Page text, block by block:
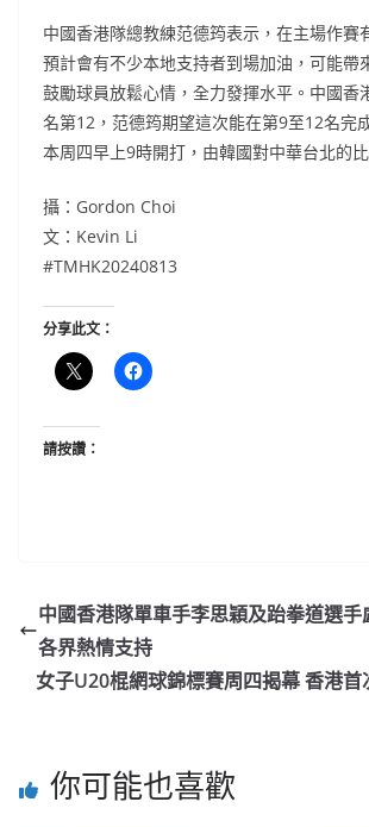
中國香港隊總教練范德筠表示，在主場作賽
預計會有不少本地支持者到場加油，可能帶
鼓勵球員放鬆心情，全力發揮水平。中國香
名第12，范德筠期望這次能在第9至12名完
本周四早上9時開打，由韓國對中華台北的
攝：Gordon Choi
文：Kevin Li
#TMHK20240813
分享此文：
請按讚：
中國香港隊單車手李思穎及跆拳道選
各界熱情支持
女子U20棍網球錦標賽周四揭幕 香港
你可能也喜歡